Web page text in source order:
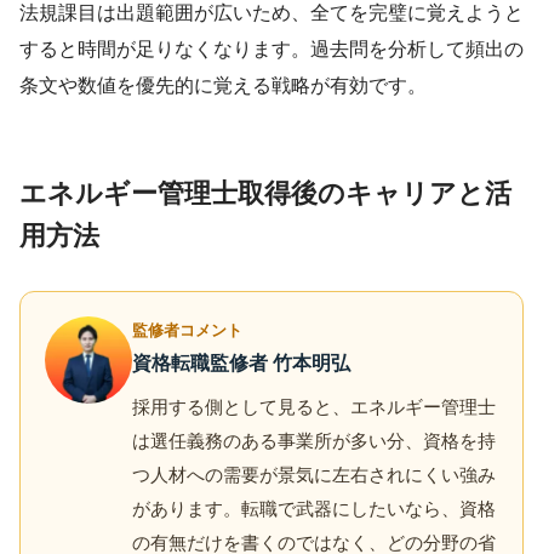
法規課目は出題範囲が広いため、全てを完璧に覚えようと
すると時間が足りなくなります。過去問を分析して頻出の
条文や数値を優先的に覚える戦略が有効です。
エネルギー管理士取得後のキャリアと活
用方法
監修者コメント
資格転職監修者 竹本明弘
採用する側として見ると、エネルギー管理士
は選任義務のある事業所が多い分、資格を持
つ人材への需要が景気に左右されにくい強み
があります。転職で武器にしたいなら、資格
の有無だけを書くのではなく、どの分野の省